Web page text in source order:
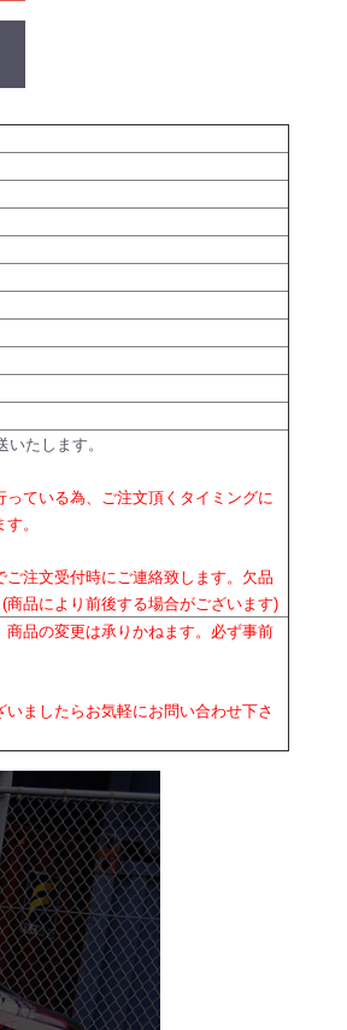
たします。
ている為、ご注文頂くタイミングに
。
注文受付時にご連絡致します。欠品
品により前後する場合がございます)
商品の変更は承りかねます。必ず事前
ましたらお気軽にお問い合わせ下さ